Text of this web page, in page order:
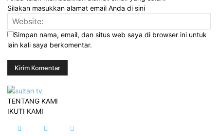
Silakan masukkan alamat email Anda di sini
Simpan nama, email, dan situs web saya di browser ini untuk
lain kali saya berkomentar.
TENTANG KAMI
IKUTI KAMI